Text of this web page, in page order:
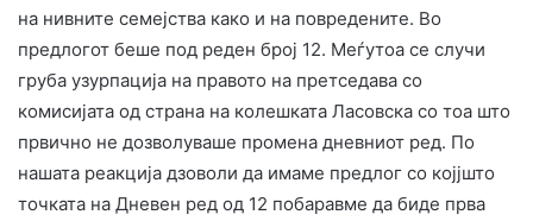
на нивните семејства како и на повредените. Во
предлогот беше под реден број 12. Меѓутоа се случи
груба узурпација на правото на претседава со
комисијата од страна на колешката Ласовска со тоа што
првично не дозволуваше промена дневниот ред. По
нашата реакција дзоволи да имаме предлог со којјшто
точката на Дневен ред од 12 побаравме да биде прва